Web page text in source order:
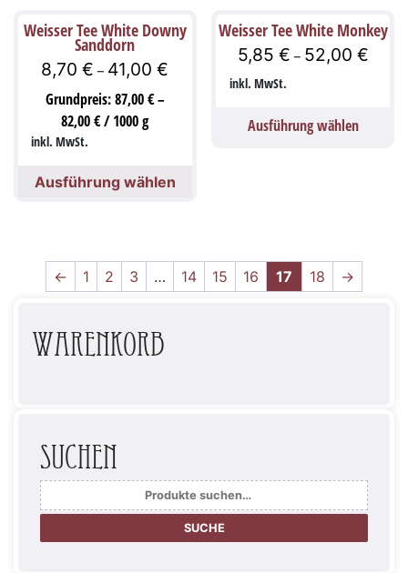
Weisser Tee White Downy
Sanddorn
8,70€ – 41,00€
Grundpreis:87,00€–
82,00€/1000g
inkl. MwSt.
Ausführung wählen
Weisser Tee White Monkey
5,85 € – 52,00 €
inkl. MwSt.
Ausführung wählen
← 1 2 3 … 14 15 16 17 18 →
Warenkorb
Suchen
Suche
nach:
SUCHE